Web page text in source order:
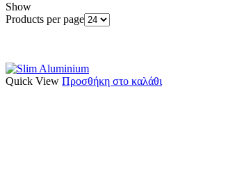
Show
Products per page
Quick View Προσθήκη στο καλάθι